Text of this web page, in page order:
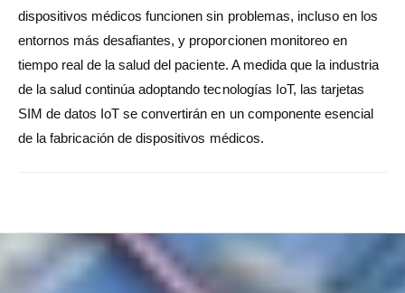
dispositivos médicos funcionen sin problemas, incluso en los
entornos más desafiantes, y proporcionen monitoreo en
tiempo real de la salud del paciente. A medida que la industria
de la salud continúa adoptando tecnologías IoT, las tarjetas
SIM de datos IoT se convertirán en un componente esencial
de la fabricación de dispositivos médicos.